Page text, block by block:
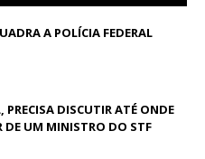
A POLÍCIA FEDERAL
PRECISA DISCUTIR ATÉ ONDE
DE UM MINISTRO DO STF